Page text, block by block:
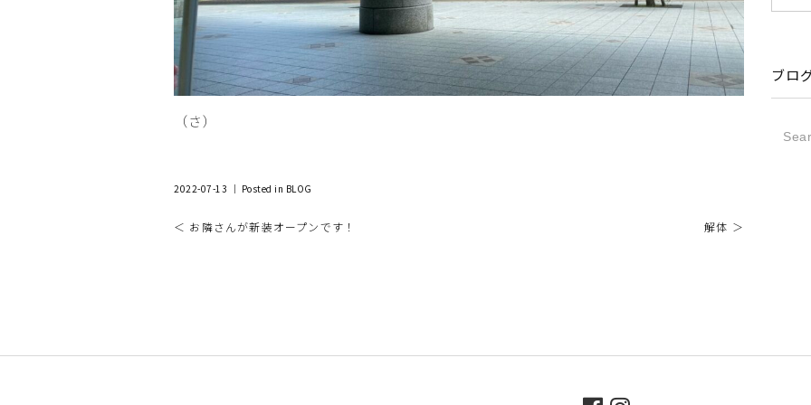
（さ）
2022-07-13 ｜ Posted in BLOG
＜ お隣さんが新装オープンです！ 解体 ＞
ブロ